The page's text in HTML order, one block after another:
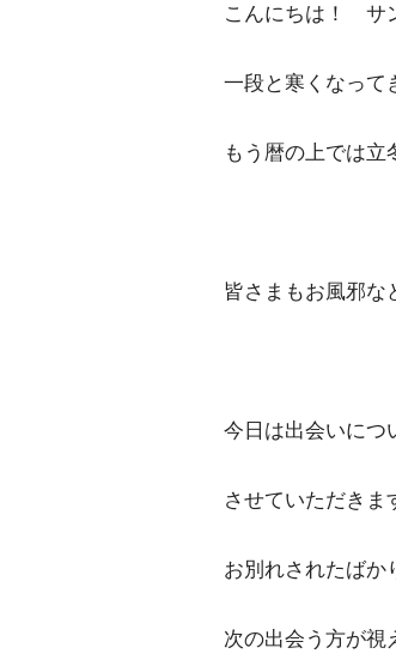
こんにちは！ サ
一段と寒くなって
もう暦の上では立
皆さまもお風邪な
今日は出会いにつ
させていただきま
お別れされたばか
次の出会う方が視